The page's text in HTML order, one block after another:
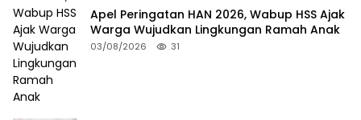
Apel Peringatan HAN 2026, Wabup HSS Ajak
Warga Wujudkan Lingkungan Ramah Anak
03/08/2026 31